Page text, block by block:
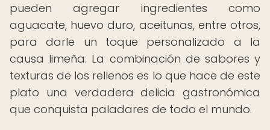
pueden agregar ingredientes como
aguacate, huevo duro, aceitunas, entre otros,
para darle un toque personalizado a la
causa limeña. La combinación de sabores y
texturas de los rellenos es lo que hace de este
plato una verdadera delicia gastronómica
que conquista paladares de todo el mundo.